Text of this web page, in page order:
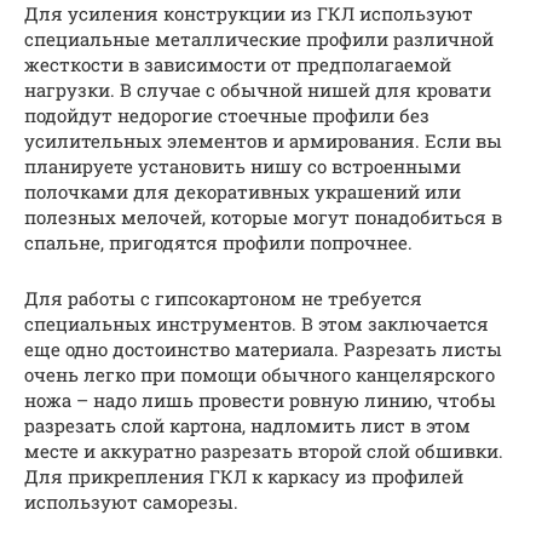
Для усиления конструкции из ГКЛ используют
специальные металлические профили различной
жесткости в зависимости от предполагаемой
нагрузки. В случае с обычной нишей для кровати
подойдут недорогие стоечные профили без
усилительных элементов и армирования. Если вы
планируете установить нишу со встроенными
полочками для декоративных украшений или
полезных мелочей, которые могут понадобиться в
спальне, пригодятся профили попрочнее.
Для работы с гипсокартоном не требуется
специальных инструментов. В этом заключается
еще одно достоинство материала. Разрезать листы
очень легко при помощи обычного канцелярского
ножа – надо лишь провести ровную линию, чтобы
разрезать слой картона, надломить лист в этом
месте и аккуратно разрезать второй слой обшивки.
Для прикрепления ГКЛ к каркасу из профилей
используют саморезы.